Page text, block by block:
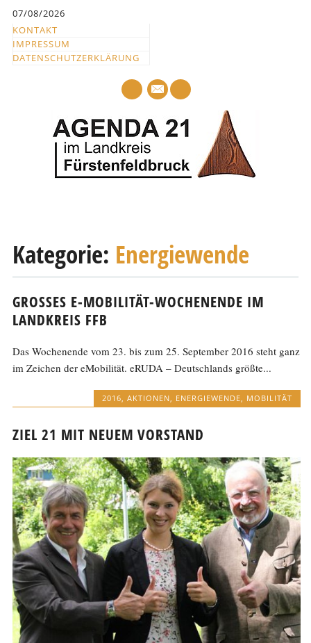
springen
07/08/2026
KONTAKT
IMPRESSUM
DATENSCHUTZERKLÄRUNG
zum
Kategorie: Energiewende
GROSSES E-MOBILITÄT-WOCHENENDE IM L
ANDKREIS FFB
Das Wochenende vom 23. bis zum 25. September 2016 steht ganz
im Zeichen der eMobilität. eRUDA – Deutschlands größte...
2016, AKTIONEN, ENERGIEWENDE, MOBILITÄT
ZIEL 21 MIT NEUEM VORSTAND